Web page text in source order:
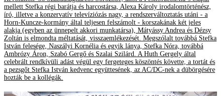
mellett Stefka régi barátja és harcostársa, Alexa Károly irodalomtörténész,
író, illetve a konzervatív televíziózás nagy, a rendszerváltoztatás utáni - a
Horn-Kuncze-kormány által teljesen felszámolt - korszakának két jeles
alakja (egyben az ünnepelt akkori munkatársa), Mátyássy Andrea és Dézsy
Zoltán is elmondta méltatását, visszaemlékezését. Megszólalt továbbá Stefka
István felesége, Naszályi Kornélia és egyik lánya, Stefka Nóra, továbbá
Ambrózy Áron, Szabó Gergő és Szalai Szilárd. A Huth Gergely által
celebrált rendkívüli adást végül egy fergeteges köszöntés követte, a tortát és
a pezsgőt Stefka István kedvenc együttesének, az AC/DC-nek a dübörgésére
hozták be a kollégák.